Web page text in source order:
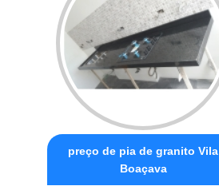
preço de pia de granito Vila
Boaçava